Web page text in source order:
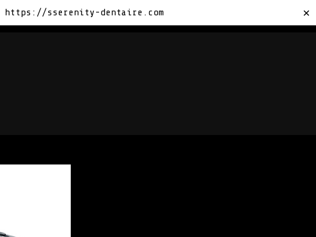
https://sserenity-dentaire.com ✕
CONTACTEZ-NOUS